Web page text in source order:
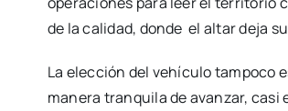
de la calidad, donde el altar deja
La elección del vehículo tampoco
manera tranquila de avanzar, casi